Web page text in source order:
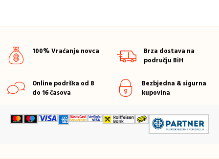
100% Vraćanje novca
Brza dostava na
području BiH
Online podrška od 8
do 16 časova
Bezbjedna & sigurna
kupovina